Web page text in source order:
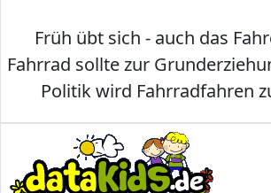
Früh übt sich - auch das
Fahrrad sollte zur
Politik wird Fahrradfahren